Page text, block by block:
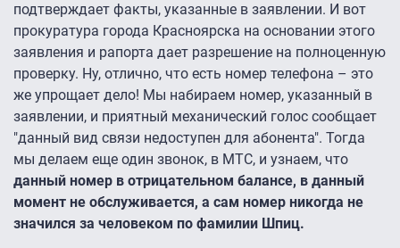
подтверждает факты, указанные в заявлении. И вот
прокуратура города Красноярска на основании этого
заявления и рапорта дает разрешение на полноценную
проверку. Ну, отлично, что есть номер телефона – это
же упрощает дело! Мы набираем номер, указанный в
заявлении, и приятный механический голос сообщает
"данный вид связи недоступен для абонента". Тогда
мы делаем еще один звонок, в МТС, и узнаем, что
данный номер в отрицательном балансе, в данный
момент не обслуживается, а сам номер никогда не
значился за человеком по фамилии Шпиц.